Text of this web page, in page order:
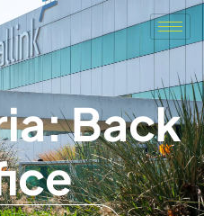
Back